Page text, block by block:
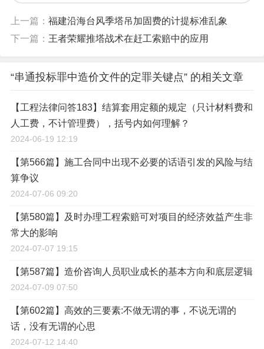
上一篇： 福建沿海台风季塔吊加固费的计提标准乱象
下一篇： 王者荣耀推塔战术在赶工索赔中的应用
“串通投标罪中造价文件的定罪关键点” 的相关文章
【工程法律问答183】结算套用定额的规定（只计材料费和
人工费，不计管理费），括号内如何理解？
2024-06-19 12:19
【第566篇】施工合同中出现不必要的话语引发的风险与结
算争议
2024-07-06 09:20
【第580篇】及时办理工程索赔可对项目的经济效益产生非
常大的影响
2024-07-07 19:15
【第587篇】造价咨询人员职业成长的基本方向和底层逻辑
2024-07-09 07:50
【第602篇】高效的三要素:不做无谓的事，不说无谓的
话，没有无谓的心思
2024-07-12 14:40